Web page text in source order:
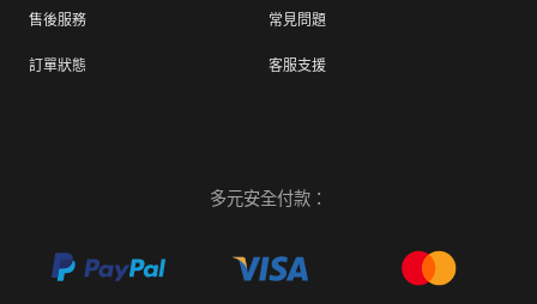
售後服務 常見問題
訂單狀態 客服支援
多元安全付款：